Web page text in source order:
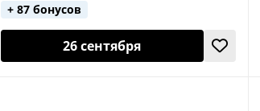
+ 87 бонусов
26 сентября